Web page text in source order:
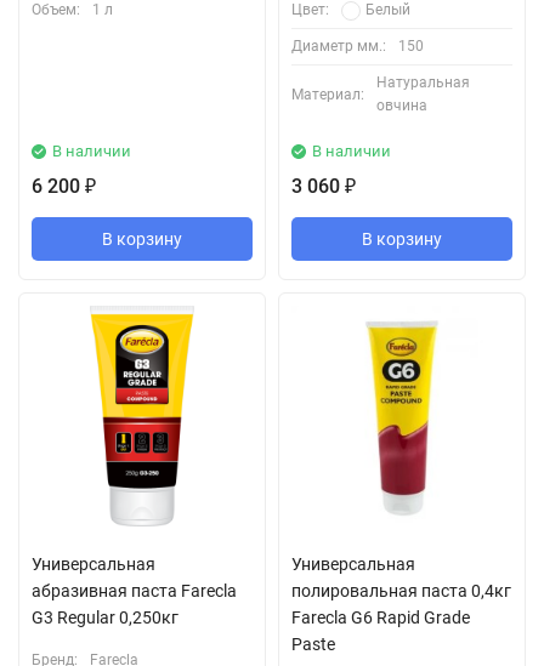
Объем: 1 л
В наличии
6 200 ₽
В корзину
Цвет: Белый
Диаметр мм.: 150
Материал:
Натуральная
овчина
В наличии
3 060 ₽
В корзину
Универсальная
абразивная паста Farecla
G3 Regular 0,250кг
Бренд: Farecla
Универсальная
полировальная паста 0,4кг
Farecla G6 Rapid Grade
Paste